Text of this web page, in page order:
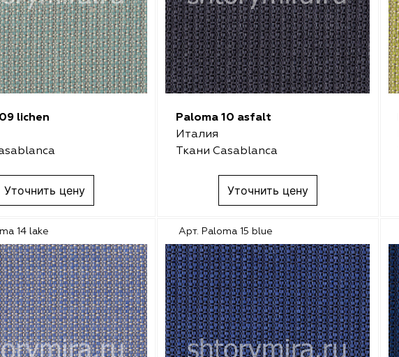
lichen
Уточнить цену
Paloma 10 asfalt
Италия
Ткани Casablanca
Уточнить цену
14 lake Арт. Paloma 15 blue